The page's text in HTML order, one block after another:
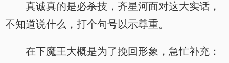
真诚真的是必杀技，齐星河面对这大实话，
不知道说什么，打个句号以示尊重。
在下魔王大概是为了挽回形象，急忙补充：